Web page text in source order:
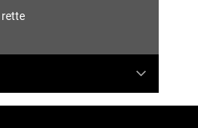
rette